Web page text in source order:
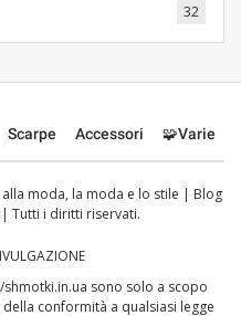
32
Scarpe Accessori 🧩Varie
moda, la moda e lo stile | Blog
Tutti i diritti riservati.
sono solo a scopo
conformità a qualsiasi legge